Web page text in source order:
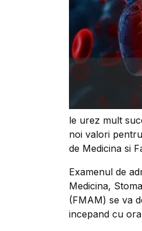
le urez mult
noi valori
de Medicina si
Examenul de
Medicina,
(FMAM) se va
incepand cu